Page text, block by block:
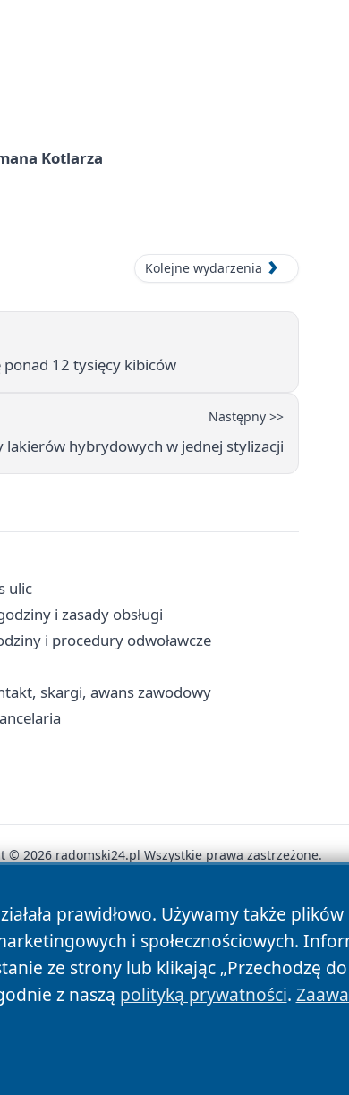
Kotlarza
Kolejne wydarzenia
ponad 12 tysięcy kibiców
Następny >>
lakierów hybrydowych w jednej stylizacji
ulic
i zasady obsługi
i procedury odwoławcze
skargi, awans zawodowy
prawidłowo. Używamy także
i społecznościowych.
ze strony lub klikając „Przechodzę
z naszą polityką prywatności.
© 2026 radomski24.pl Wszystkie prawa zastrzeżone.
Polityka Prywatności Polityka Cookies